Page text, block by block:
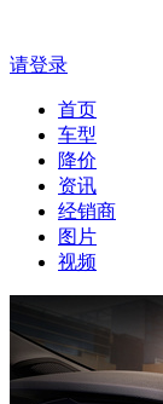
请登录
首页
车型
降价
资讯
经销商
图片
视频